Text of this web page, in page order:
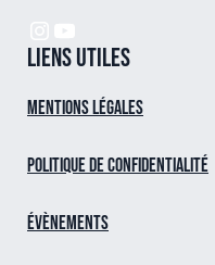
Instagram
YouTube
Liens utiles
Mentions légales
Politique de confidentialité
Évènements